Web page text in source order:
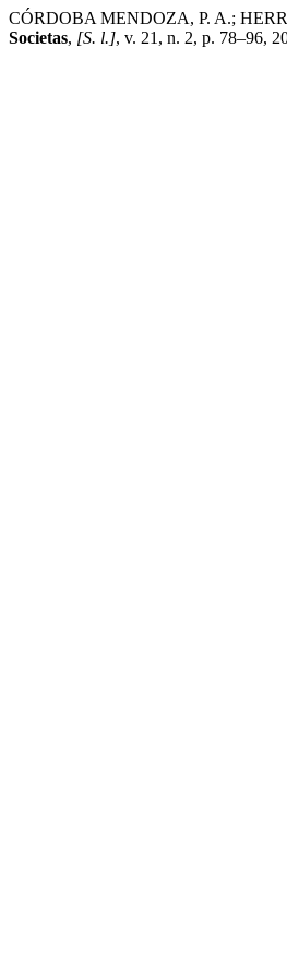
CÓRDOBA MENDOZA, P. A.;
Societas, [S. l.], v. 21, n. 2, p. 78–96,